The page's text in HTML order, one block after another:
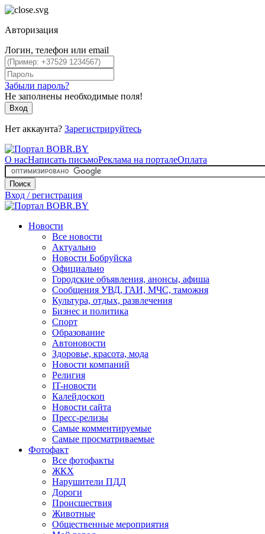
Авторизация
Логин, телефон или email
Забыли пароль?
Не заполнены необходимые поля!
Вход
Нет аккаунта? Зарегистрируйтесь
О насНаписать письмоРеклама на порталеОплата
Поиск
Вход / регистрация
Новости
Все новости
Актуально
Новости Бобруйска
Официально
Городские объявления, анонсы, афиша
Сообщения УВД, ГАИ, МЧС, таможня
Культура, отдых, развлечения
Бизнес и политика
Спорт
Образование
Автоновости
Здоровье, красота, мода
Новости компаний
Религия
IT-новости
Калейдоскоп
Новости сайта
Пресс-релизы
Самые комментируемые
Самые просматриваемые
Фотофакт
Все фотофакты
ЖКХ
Нарушители ПДД
Дороги
Происшествия
Животные
Общественные мероприятия